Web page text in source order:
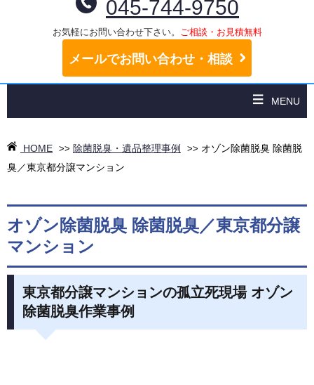
045-744-9750
お気軽にお問い合わせ下さい。 ご相談・お見積無料
メールでお問い合わせ・相談
MENU
HOME >> 除菌脱臭・遺品整理事例 >> オゾン除菌脱臭 除菌脱
臭／東京都分譲マンション
オゾン除菌脱臭 除菌脱臭／東京都分譲
マンション
東京都分譲マンションの孤立死現場 オゾン
除菌脱臭作業事例